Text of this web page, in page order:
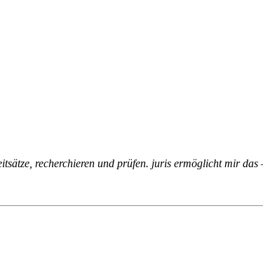
recherchieren und prüfen. juris ermöglicht mir